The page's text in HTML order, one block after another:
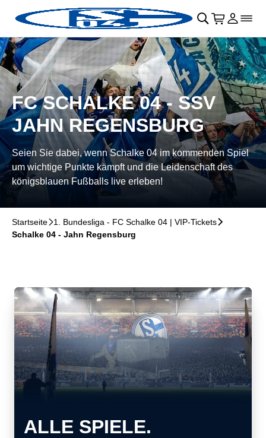
Navigation überspringen􀄫
􀊫 􀍩 Login
􀉩􀌇
FC SCHALKE 04 - SSV
JAHN REGENSBURG
Seien Sie dabei, wenn Schalke 04 im kommenden Spiel
um wichtige Punkte kämpft und die Leidenschaft des
königsblauen Fußballs live erleben!
Startseite􀆊1. Bundesliga - FC Schalke 04 | VIP-Tickets􀆊
Schalke 04 - Jahn Regensburg
ALLE SPIELE.